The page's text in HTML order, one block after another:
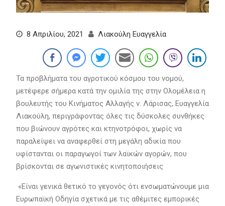
8 Απριλίου, 2021 Λιακούλη Ευαγγελία
Τα προβλήματα του αγροτικού κόσμου του νομού,
μετέφερε σήμερα κατά την ομιλία της στην Ολομέλεια η
βουλευτής του Κινήματος Αλλαγής ν. Λάρισας, Ευαγγελία
Λιακούλη, περιγράφοντας όλες τις δύσκολες συνθήκες
που βιώνουν αγρότες και κτηνοτρόφοι, χωρίς να
παραλείψει να αναφερθεί στη μεγάλη αδικία που
υφίστανται οι παραγωγοί των λαϊκών αγορών, που
βρίσκονται σε αγωνιστικές κινητοποιήσεις
«Είναι γενικά θετικό το γεγονός ότι ενσωματώνουμε μια
Ευρωπαϊκή Οδηγία σχετικά με τις αθέμιτες εμπορικές